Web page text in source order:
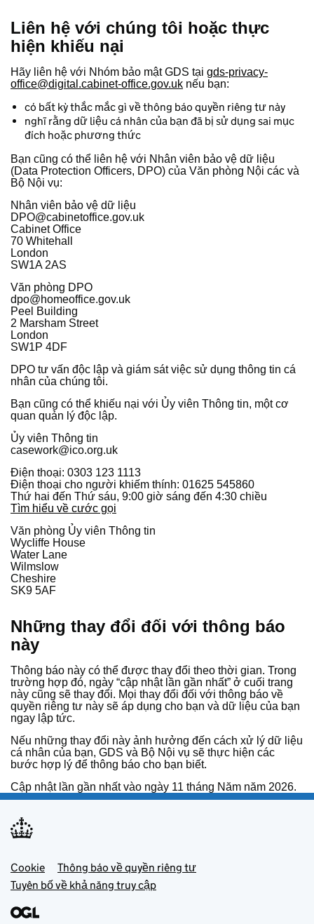
Liên hệ với chúng tôi hoặc thực
hiện khiếu nại
Hãy liên hệ với Nhóm bảo mật GDS tại gds-privacy-
office@digital.cabinet-office.gov.uk nếu bạn:
có bất kỳ thắc mắc gì về thông báo quyền riêng tư này
nghĩ rằng dữ liệu cá nhân của bạn đã bị sử dụng sai mục
đích hoặc phương thức
Bạn cũng có thể liên hệ với Nhân viên bảo vệ dữ liệu
(Data Protection Officers, DPO) của Văn phòng Nội các và
Bộ Nội vụ:
Nhân viên bảo vệ dữ liệu
DPO@cabinetoffice.gov.uk
Cabinet Office
70 Whitehall
London
SW1A 2AS
Văn phòng DPO
dpo@homeoffice.gov.uk
Peel Building
2 Marsham Street
London
SW1P 4DF
DPO tư vấn độc lập và giám sát việc sử dụng thông tin cá
nhân của chúng tôi.
Bạn cũng có thể khiếu nại với Ủy viên Thông tin, một cơ
quan quản lý độc lập.
Ủy viên Thông tin
casework@ico.org.uk
Điện thoại: 0303 123 1113
Điện thoại cho người khiếm thính: 01625 545860
Thứ hai đến Thứ sáu, 9:00 giờ sáng đến 4:30 chiều
Tìm hiểu về cước gọi
Văn phòng Ủy viên Thông tin
Wycliffe House
Water Lane
Wilmslow
Cheshire
SK9 5AF
Những thay đổi đối với thông báo
này
Thông báo này có thể được thay đổi theo thời gian. Trong
trường hợp đó, ngày “cập nhật lần gần nhất” ở cuối trang
này cũng sẽ thay đổi. Mọi thay đổi đối với thông báo về
quyền riêng tư này sẽ áp dụng cho bạn và dữ liệu của bạn
ngay lập tức.
Nếu những thay đổi này ảnh hưởng đến cách xử lý dữ liệu
cá nhân của bạn, GDS và Bộ Nội vụ sẽ thực hiện các
bước hợp lý để thông báo cho bạn biết.
Cập nhật lần gần nhất vào ngày 11 tháng Năm năm 2026.
Footer menu
Cookie
Thông báo về quyền riêng tư
Tuyên bố về khả năng truy cập